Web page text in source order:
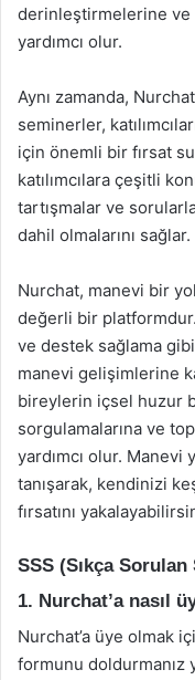
derinleştirmelerine ve
yardımcı olur.
Aynı zamanda,
seminerler,
için önemli bir fırsat
katılımcılara çeşitli
tartışmalar ve
dahil olmalarını sağlar.
Nurchat, manevi bir
değerli bir
ve destek sağlama
manevi gelişimlerine
bireylerin içsel huzur
sorgulamalarına ve
yardımcı olur.
tanışarak, kendinizi
fırsatını
SSS (Sıkça
1. Nurchat’a nasıl
Nurchat’a üye olmak
formunu